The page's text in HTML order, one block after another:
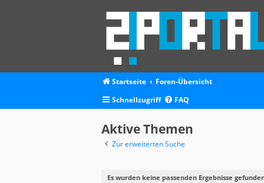
Startseite
Foren-Übersicht
Schnellzugriff
FAQ
Aktive Themen
Zur erweiterten Suche
Es wurden keine passenden Ergebnisse